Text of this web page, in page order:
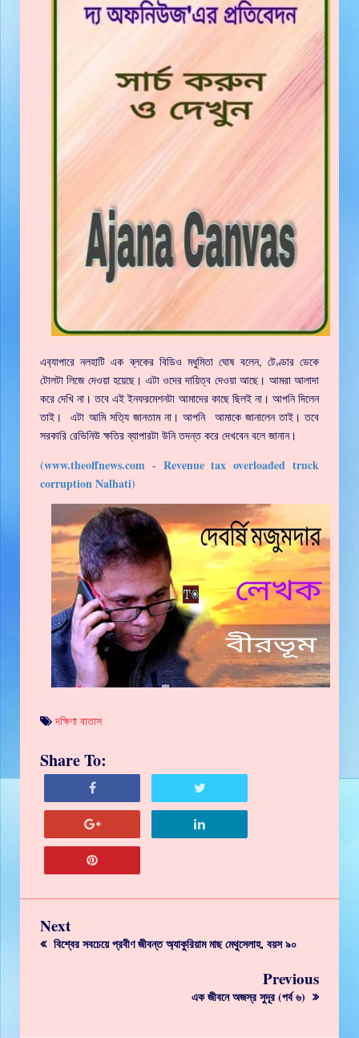
এব‍্যাপারে নলহাটি এক ব্লকের বিডিও মধুমিতা ঘোষ বলেন, টেণ্ডার ডেকে
টোলটা লিজে দেওয়া হয়েছে। এটা ওদের দায়িত্ব দেওয়া আছে। আমরা আলাদা
করে দেখি না। তবে এই ইনফরমেশনটা আমাদের কাছে ছিলই না। আপনি দিলেন
তাই। এটা আমি সত‍্যি জানতাম না। আপনি আমাকে জানালেন তাই। তবে
সরকারি রেভিনিউ ক্ষতির ব্যাপারটা উনি তদন্ত করে দেখবেন বলে জানান।
(www.theoffnews.com - Revenue tax overloaded truck
corruption Nalhati)
দক্ষিণা বাতাস
Share To:
Next
বিশ্বের সবচেয়ে প্রবীণ জীবন্ত অ্যাকুরিয়াম মাছ মেথুসেলাহ, বয়স ৯০
Previous
এক জীবনে অজস্র সুদূর (পর্ব ৬)